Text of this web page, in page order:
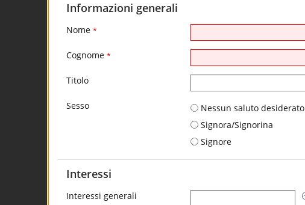
Informazioni generali
Nome *
Cognome *
Titolo
Sesso
Nessun saluto desiderato
Signora/Signorina
Signore
Interessi
Interessi generali